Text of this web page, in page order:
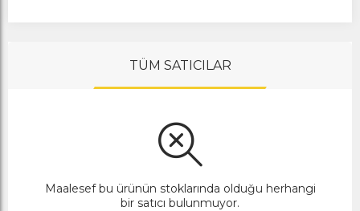
TÜM SATICILAR
Maalesef bu ürünün stoklarında olduğu herhangi
bir satıcı bulunmuyor.